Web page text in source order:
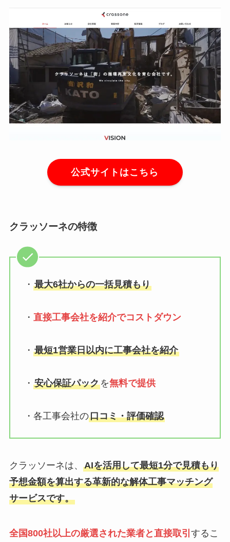
公式サイトはこちら
クラッソーネの特徴
・ 最大6社からの一括見積もり
・ 直接工事会社を紹介でコストダウン
・ 最短1営業日以内に工事会社を紹介
・ 安心保証パックを無料で提供
・各工事会社の口コミ・評価確認
クラッソーネは、 AIを活用して最短1分で見積もり
予想金額を算出する革新的な解体工事マッチング
サービスです。
全国800社以上の厳選された業者と直接取引 するこ